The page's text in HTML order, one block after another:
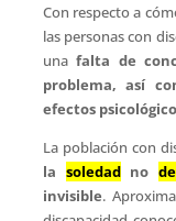
Con respecto a
las personas con
unafalta de
problema, así
efectos
La población con
la soledadno
invisible.